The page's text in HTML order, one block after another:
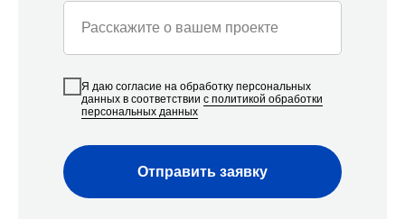
Расскажите о вашем проекте
Я даю согласие на обработку персональных
данных в соответствии с политикой обработки
персональных данных
Отправить заявку